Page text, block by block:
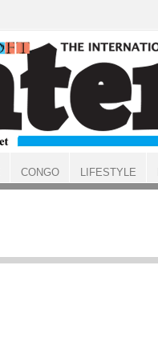
CONGO LIFESTYLE